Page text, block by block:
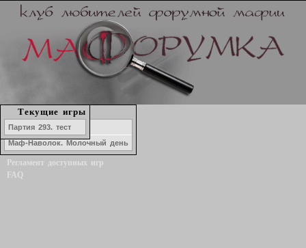
История игр
Форум
Статистика игроков
Регламент доступных игр
FAQ
Набор в игру
Озеро ЛжеКомо
Маф-Наволок. Молочный день
Текущие игры
Партия 293. тест